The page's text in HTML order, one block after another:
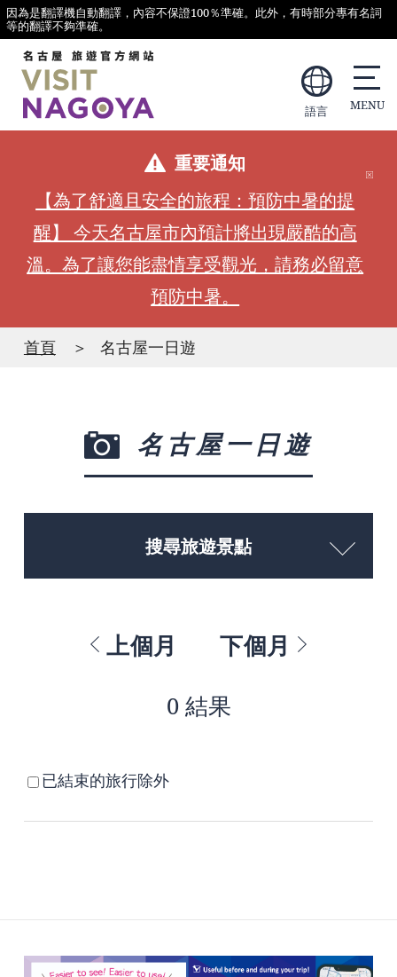
因為是翻譯機自動翻譯，內容不保證100％準確。此外，有時部分專有名詞
等的翻譯不夠準確。
語言
重要通知
【為了舒適且安全的旅程：預防中暑的提
醒】 今天名古屋市內預計將出現嚴酷的高
溫。為了讓您能盡情享受觀光，請務必留意
預防中暑。
首頁 名古屋一日遊
名古屋一日遊
搜尋旅遊景點
上個月
下個月
0 結果
已結束的旅行除外